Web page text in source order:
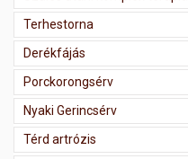
Terhestorna
Derékfájás
Porckorongsérv
Nyaki Gerincsérv
Térd artrózis